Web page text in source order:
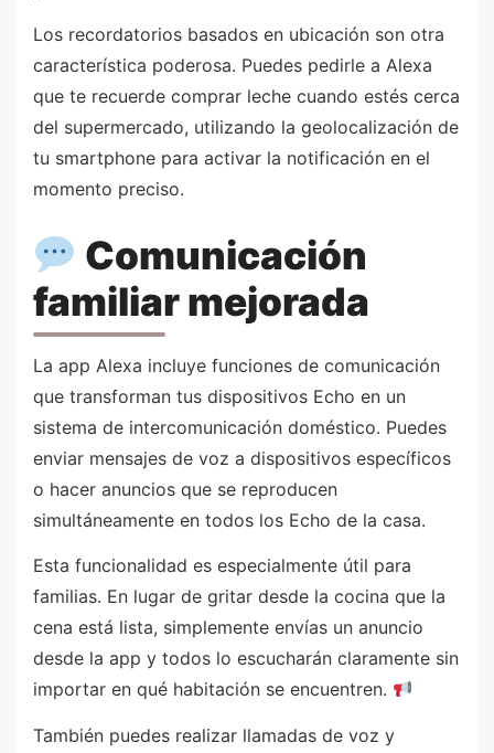
Los recordatorios basados en ubicación son otra
característica poderosa. Puedes pedirle a Alexa
que te recuerde comprar leche cuando estés cerca
del supermercado, utilizando la geolocalización de
tu smartphone para activar la notificación en el
momento preciso.
Comunicación
familiar mejorada
La app Alexa incluye funciones de comunicación
que transforman tus dispositivos Echo en un
sistema de intercomunicación doméstico. Puedes
enviar mensajes de voz a dispositivos específicos
o hacer anuncios que se reproducen
simultáneamente en todos los Echo de la casa.
Esta funcionalidad es especialmente útil para
familias. En lugar de gritar desde la cocina que la
cena está lista, simplemente envías un anuncio
desde la app y todos lo escucharán claramente sin
importar en qué habitación se encuentren.
También puedes realizar llamadas de voz y